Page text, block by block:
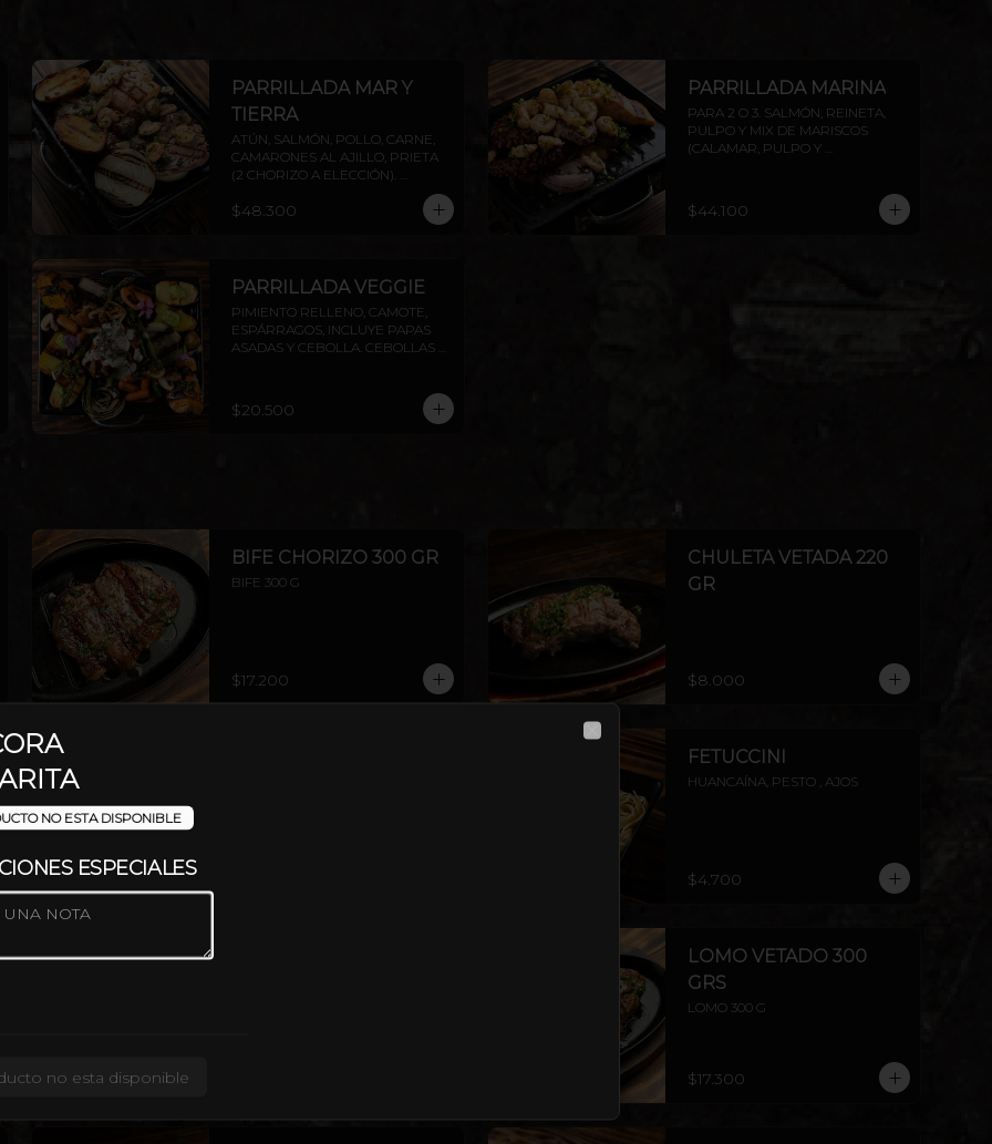
PARRILLADA MAR Y
TIERRA
ATÚN, SALMÓN, POLLO, CARNE,
CAMARONES AL AJILLO, PRIETA
(2 CHORIZO A ELECCIÓN).
CEBOLLA.
$48.300
PARRILLADA MARINA
PARA 2 O 3. SALMÓN, REINETA,
PULPO Y MIX DE MARISCOS
(CALAMAR, PULPO Y
PROTEÍNAS EXTRAS A ELECCIÓN.
$44.100
PARRILLADA VEGGIE
PIMIENTO RELLENO, CAMOTE,
ESPÁRRAGOS, INCLUYE PAPAS
ASADAS Y CEBOLLA. CEBOLLAS
Y PESTO. INCLUYE PAPAS ASADAS
Y CEBOLLA.
$20.500
BIFE CHORIZO 300 GR
BIFE 300 G
$17.200
CHULETA VETADA 220
GR
$8.000
FETUCCINI
HUANCAÍNA, PESTO , AJOS
$4.700
LOMO VETADO 300
GRS
LOMO 300 G
$17.300
NO ESTA DISPONIBLE
ESPECIALES
no esta disponible
CLOSE